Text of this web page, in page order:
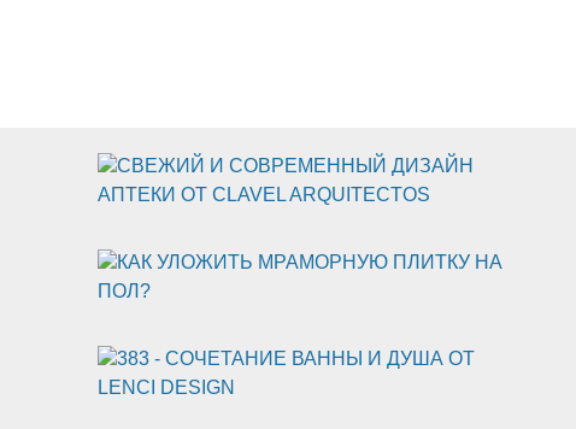
СВЕЖИЙ И СОВРЕМЕННЫЙ ДИЗАЙН
АПТЕКИ ОТ CLAVEL ARQUITECTOS
КАК УЛОЖИТЬ МРАМОРНУЮ ПЛИТКУ НА
ПОЛ?
383 - СОЧЕТАНИЕ ВАННЫ И ДУША ОТ
LENCI DESIGN